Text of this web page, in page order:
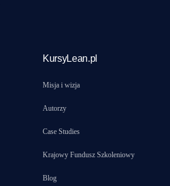
KursyLean.pl
Misja i wizja
Autorzy
Case Studies
Krajowy Fundusz Szkoleniowy
Blog